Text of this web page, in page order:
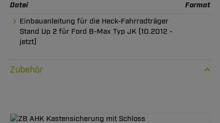
Datei Format
Einbauanleitung für die Heck-Fahrradträger
Stand Up 2 für Ford B-Max Typ JK (10.2012 -
jetzt)
Zubehör